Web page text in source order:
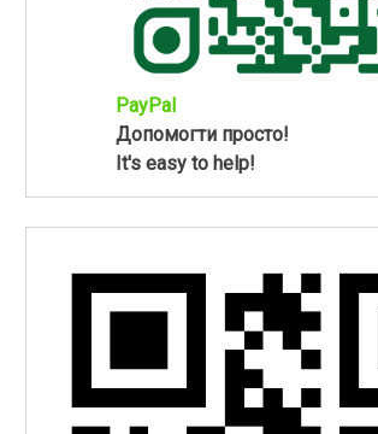
PayPal
Допомогти просто!
It's easy to help!